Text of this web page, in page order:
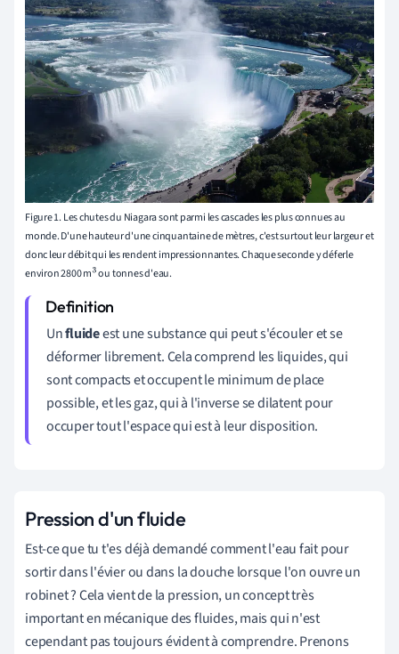
Figure 1. Les chutes du Niagara sont parmi les cascades les plus connues au
monde. D'une hauteur d'une cinquantaine de mètres, c'est surtout leur largeur et
donc leur débit qui les rendent impressionnantes. Chaque seconde y déferle
environ 2800 m3ou tonnes d'eau.
Unfluideest une substance qui peut s'écouler et se
déformer librement. Cela comprend les liquides, qui
sont compacts et occupent le minimum de place
possible, et les gaz, qui à l'inverse se dilatent pour
occuper tout l'espace qui est à leur disposition.
Pression d'un fluide
Est-ce que tu t'es déjà demandé comment l'eau fait pour
sortir dans l'évier ou dans la douche lorsque l'on ouvre un
robinet ? Cela vient de la pression, un concept très
important en mécanique des fluides, mais qui n'est
cependant pas toujours évident à comprendre. Prenons